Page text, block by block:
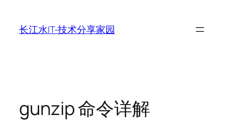
长江水IT-技术分享家园
gunzip 命令详解